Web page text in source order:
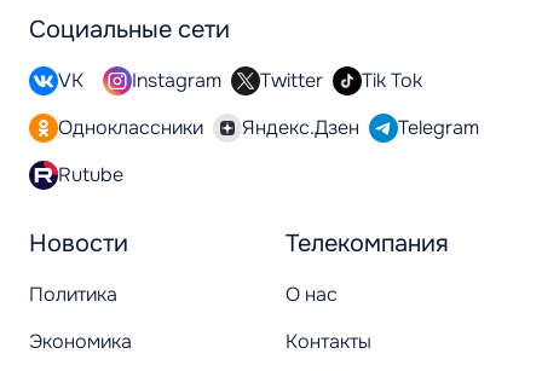
Новости
Политика
Экономика
Телекомпания
О нас
Контакты
Социальные сети
VK Instagram Twitter
Tik Tok
Одноклассники
Яндекс.Дзен
Telegram
Rutube